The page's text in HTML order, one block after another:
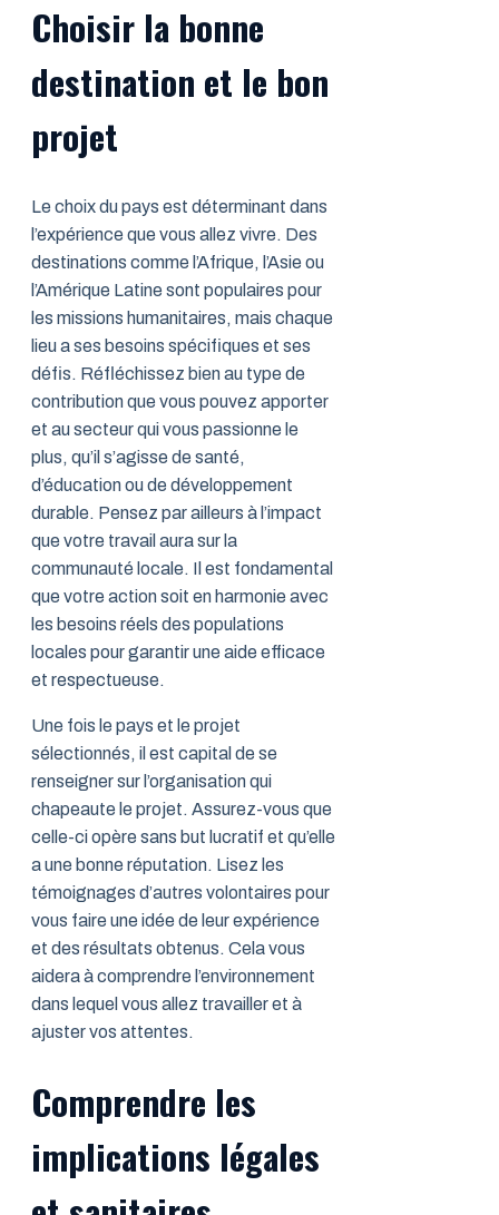
Choisir la bonne
destination et le bon
projet
Le choix du pays est déterminant dans
l’expérience que vous allez vivre. Des
destinations comme l’Afrique, l’Asie ou
l’Amérique Latine sont populaires pour
les missions humanitaires, mais chaque
lieu a ses besoins spécifiques et ses
défis. Réfléchissez bien au type de
contribution que vous pouvez apporter
et au secteur qui vous passionne le
plus, qu’il s’agisse de santé,
d’éducation ou de développement
durable. Pensez par ailleurs à l’impact
que votre travail aura sur la
communauté locale. Il est fondamental
que votre action soit en harmonie avec
les besoins réels des populations
locales pour garantir une aide efficace
et respectueuse.
Une fois le pays et le projet
sélectionnés, il est capital de se
renseigner sur l’organisation qui
chapeaute le projet. Assurez-vous que
celle-ci opère sans but lucratif et qu’elle
a une bonne réputation. Lisez les
témoignages d’autres volontaires pour
vous faire une idée de leur expérience
et des résultats obtenus. Cela vous
aidera à comprendre l’environnement
dans lequel vous allez travailler et à
ajuster vos attentes.
Comprendre les
implications légales